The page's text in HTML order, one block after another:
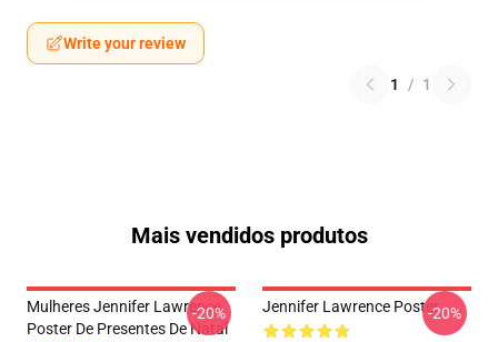
Write your review
1 / 1
Mais vendidos produtos
Mulheres Jennifer Lawrence
Poster De Presentes De Natal
-20% Jennifer Lawrence Poster-20%